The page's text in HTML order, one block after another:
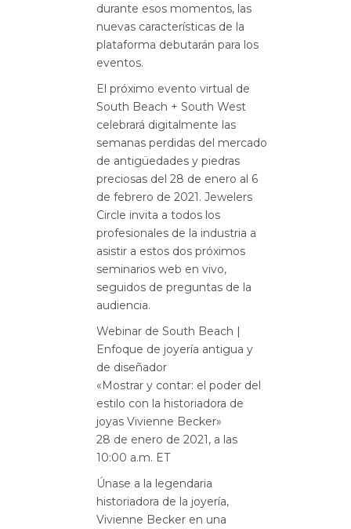
durante esos momentos, las
nuevas características de la
plataforma debutarán para los
eventos.
El próximo evento virtual de
South Beach + South West
celebrará digitalmente las
semanas perdidas del mercado
de antigüedades y piedras
preciosas del 28 de enero al 6
de febrero de 2021. Jewelers
Circle invita a todos los
profesionales de la industria a
asistir a estos dos próximos
seminarios web en vivo,
seguidos de preguntas de la
audiencia.
Webinar de South Beach |
Enfoque de joyería antigua y
de diseñador
«Mostrar y contar: el poder del
estilo con la historiadora de
joyas Vivienne Becker»
28 de enero de 2021, a las
10:00 a.m. ET
Únase a la legendaria
historiadora de la joyería,
Vivienne Becker en una